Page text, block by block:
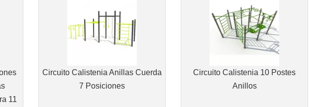
11
Circuito Calistenia Anillas Cuerda
7 Posiciones
Circuito Calistenia 10 Postes
Anillos